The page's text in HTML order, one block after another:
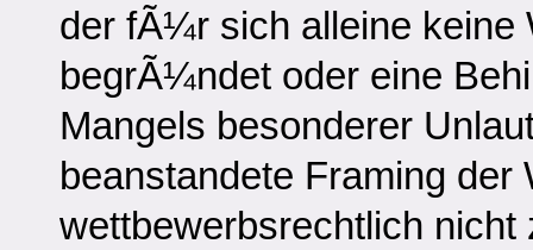
der fÃ¼r sich alleine keine
begrÃ¼ndet oder eine
Mangels besonderer
beanstandete Framing
wettbewerbsrechtlich nicht